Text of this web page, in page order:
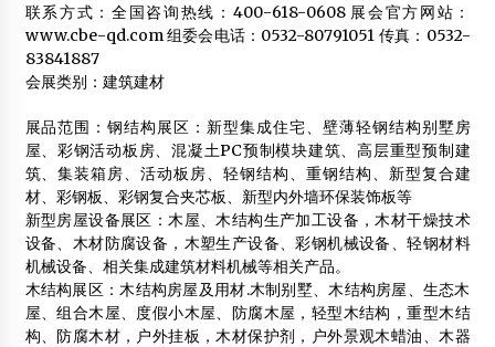
木结构的防潮设计过程讲解
2014年2月18日
【专业】木结构混合建筑多方面优势显现
2014成都木屋别墅展
2013年9月12日
王伟:革新观念 完善标准 推动行业发展
2012年8月2日
【科普】浅谈木别墅的优势
2012年3月20日
联系方式：全国咨询热线：400-618-0608 展会官方网站：
www.cbe-qd.com 组委会电话：0532-80791051 传真：0532-
83841887
会展类别：建筑建材
展品范围：钢结构展区：新型集成住宅、壁薄轻钢结构别墅房
屋、彩钢活动板房、混凝土PC预制模块建筑、高层重型预制建
筑、集装箱房、活动板房、轻钢结构、重钢结构、新型复合建
材、彩钢板、彩钢复合夹芯板、新型内外墙环保装饰板等
新型房屋设备展区：木屋、木结构生产加工设备，木材干燥技术
设备、木材防腐设备，木塑生产设备、彩钢机械设备、轻钢材料
机械设备、相关集成建筑材料机械等相关产品。
木结构展区：木结构房屋及用材.木制别墅、木结构房屋、生态木
屋、组合木屋、度假小木屋、防腐木屋，轻型木结构，重型木结
构、防腐木材，户外挂板，木材保护剂，户外景观木蜡油、木器